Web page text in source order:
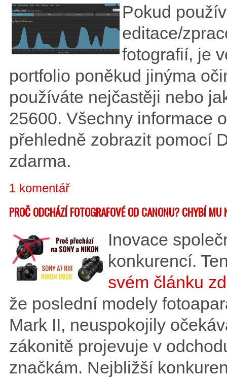
Pokud
editace/
fotografií, je
portfolio poněkud jinýma
používáte nejčastěji nebo
25600. Všechny informace
přehledně zobrazit pomocí
zdarma.
1 komentář
PROČ ODCHÁZÍ FOTOGRAFOVÉ OD CANONU? CHYBÍ MU
Inovace
konkurencí.
svém článku
že poslední modely
Mark II, neuspokojily
zákonitě projevuje v
značkám. Nejbližší